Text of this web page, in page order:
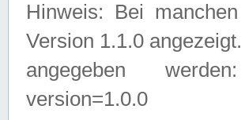
Hinweis: Bei
Version 1.1.0
angegeben werden:
version=1.0.0